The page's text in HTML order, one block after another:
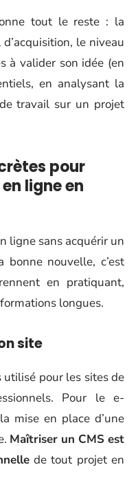
tout le reste : la
le niveau
à valider son idée (en
en analysant la
travail sur un projet
pour
ligne en
ligne sans acquérir un
bonne nouvelle, c’est
en pratiquant,
longues.
site
utilisé pour les sites de
Pour le e-
mise en place d’une
Maîtriser un CMS est
de tout projet en